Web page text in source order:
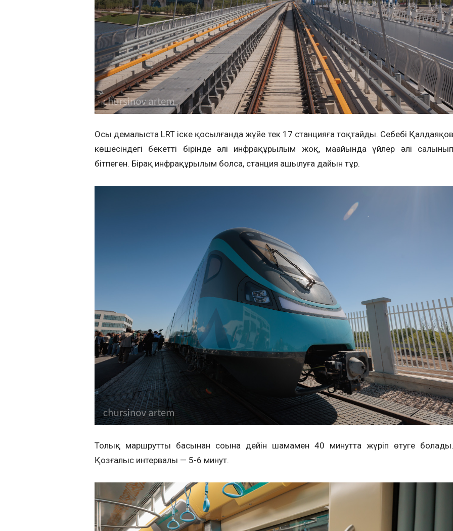
Осы демалыста LRT іске қосылғанда жүйе тек 17 станцияға тоқтайды. Себебі Қалдаяқов
көшесіндегі бекеттің бірінде әлі инфрақұрылым жоқ, маңайында үйлер әлі салынып
бітпеген. Бірақ инфрақұрылым болса, станция ашылуға дайын тұр.
Толық маршрутты басынан соңына дейін шамамен 40 минутта жүріп өтуге болады.
Қозғалыс интервалы — 5-6 минут.